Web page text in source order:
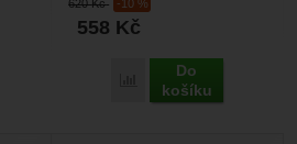
620Kč -10 %
558 Kč
Porovnat
Do
košíku
především k oddělování...